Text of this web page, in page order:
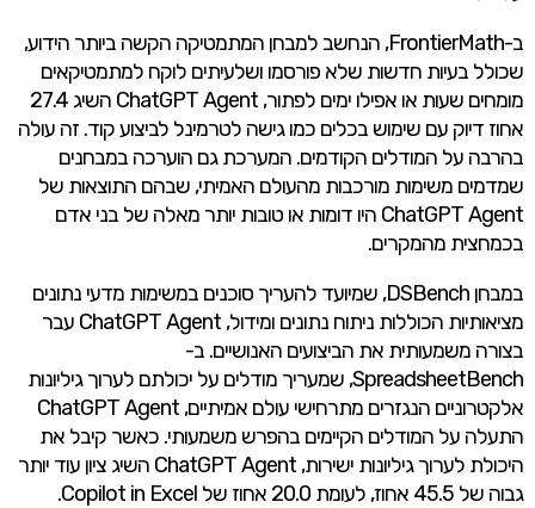
ב-FrontierMath, הנחשב למבחן המתמטיקה הקשה ביותר הידוע,
שכולל בעיות חדשות שלא פורסמו ושלעיתים לוקח למתמטיקאים
מומחים שעות או אפילו ימים לפתור, ChatGPT Agent השיג 27.4
אחוז דיוק עם שימוש בכלים כמו גישה לטרמינל לביצוע קוד. זה עולה
בהרבה על המודלים הקודמים. המערכת גם הוערכה במבחנים
שמדמים משימות מורכבות מהעולם האמיתי, שבהם התוצאות של
ChatGPT Agent היו דומות או טובות יותר מאלה של בני אדם
בכמחצית מהמקרים.
במבחן DSBench, שמיועד להעריך סוכנים במשימות מדעי נתונים
מציאותיות הכוללות ניתוח נתונים ומידול, ChatGPT Agent עבר
בצורה משמעותית את הביצועים האנושיים. ב-
SpreadsheetBench, שמעריך מודלים על יכולתם לערוך גיליונות
אלקטרוניים הנגזרים מתרחישי עולם אמיתיים, ChatGPT Agent
התעלה על המודלים הקיימים בהפרש משמעותי. כאשר קיבל את
היכולת לערוך גיליונות ישירות, ChatGPT Agent השיג ציון עוד יותר
גבוה של 45.5 אחוז, לעומת 20.0 אחוז של Copilot in Excel.